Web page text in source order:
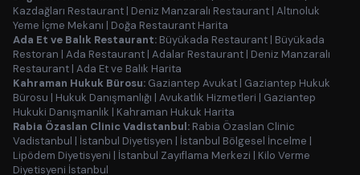
Kazdağları Restaurant | Deniz Manzaralı Restaurant | Altınoluk
Yeme İçme Mekanı | Doğa Restaurant Harita
Ada Et ve Balık Restaurant: Büyükada Restaurant | Büyükada
Restoran | Ada Restaurant | Adalar Restaurant | Deniz Manzaralı
Restaurant | Ada Et ve Balık Harita
Kahraman Hukuk Bürosu: Gaziantep Avukat | Gaziantep Hukuk
Bürosu | Hukuk Danışmanlığı | Avukatlık Hizmetleri | Gaziantep
Hukuki Danışmanlık | Kahraman Hukuk Harita
Rabia Özaslan Clinic Vadistanbul: Rabia Özaslan Clinic
Vadistanbul | İstanbul Diyetisyen | İstanbul Bölgesel İncelme |
Lipödem Diyetisyeni | İstanbul Zayıflama Merkezi | Kilo Verme
Diyetisyeni İstanbul